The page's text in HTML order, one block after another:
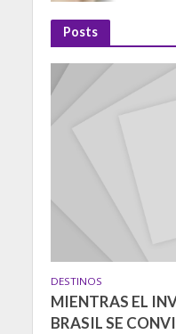
Posts
DESTINOS
MIENTRAS EL
BRASIL SE